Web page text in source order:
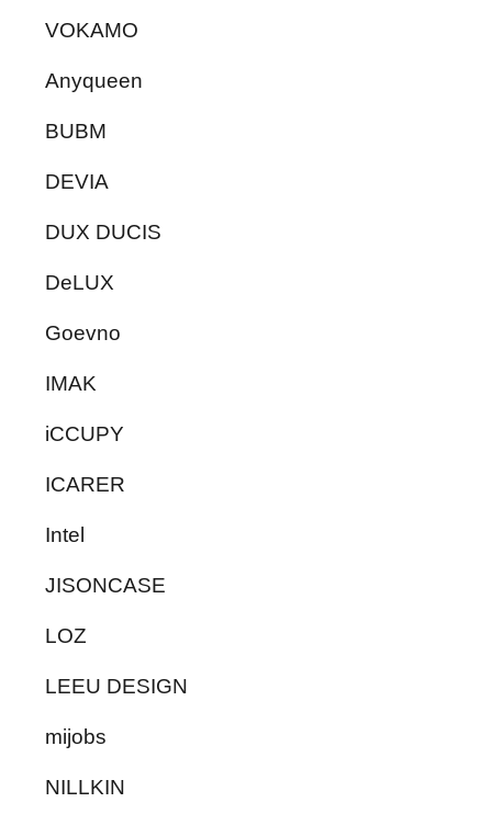
VOKAMO
Anyqueen
BUBM
DEVIA
DUX DUCIS
DeLUX
Goevno
IMAK
iCCUPY
ICARER
Intel
JISONCASE
LOZ
LEEU DESIGN
mijobs
NILLKIN